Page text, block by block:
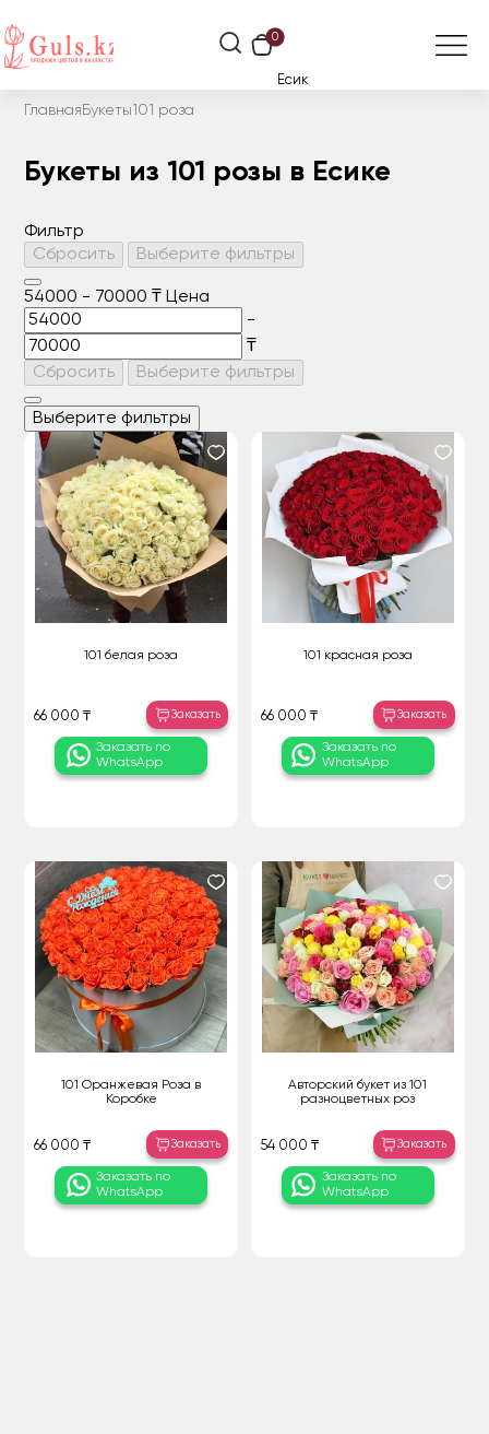
0
Есик
Главная Букеты101 роза
Букеты из 101 розы в Есике
Фильтр
Сбросить
Выберите фильтры
54000 - 70000 ₸ Цена
-
₸
Сбросить
Выберите фильтры
Выберите фильтры
101 белая роза
66 000 ₸ Заказать
Заказать по
WhatsApp
101 красная роза
66 000 ₸ Заказать
Заказать по
WhatsApp
101 Оранжевая Роза в
Коробке
66 000 ₸ Заказать
Заказать по
WhatsApp
Авторский букет из 101
разноцветных роз
54 000 ₸ Заказать
Заказать по
WhatsApp